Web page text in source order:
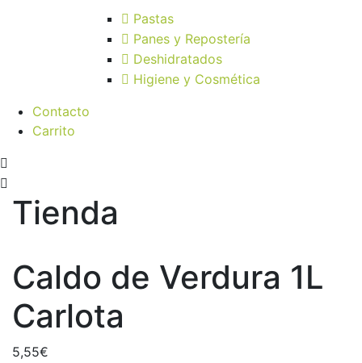
Pastas
Panes y Repostería
Deshidratados
Higiene y Cosmética
Contacto
Carrito
Tienda
Caldo de Verdura 1L
Carlota
5,55€